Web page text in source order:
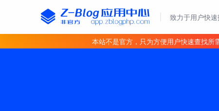
致力于用户快
本站不是官方，只为方便用户快速查找所